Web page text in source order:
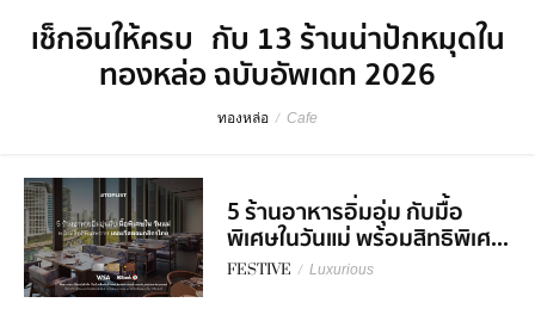
เช็กอินให้ครบ กับ 13 ร้านน่าปักหมุดใน
ทองหล่อ ฉบับอัพเดท 2026
ทองหล่อ / Cafe
5 ร้านอาหารอิ่มอุ่ม กับมื้อ
พิเศษในวันแม่ พร้อมสิทธิพิเศ...
FESTIVE / Luxurious